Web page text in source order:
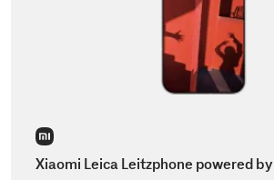
Xiaomi Leica Leitzphone powered by